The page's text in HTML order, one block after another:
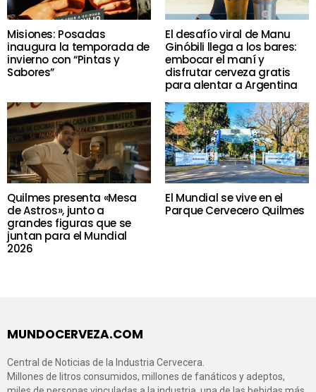
Misiones: Posadas
inaugura la temporada de
invierno con “Pintas y
Sabores”
El desafío viral de Manu
Ginóbili llega a los bares:
embocar el maní y
disfrutar cerveza gratis
para alentar a Argentina
Quilmes presenta «Mesa
de Astros», junto a
grandes figuras que se
juntan para el Mundial
2026
El Mundial se vive en el
Parque Cervecero Quilmes
MUNDOCERVEZA.COM
Central de Noticias de la Industria Cervecera.
Millones de litros consumidos, millones de fanáticos y adeptos,